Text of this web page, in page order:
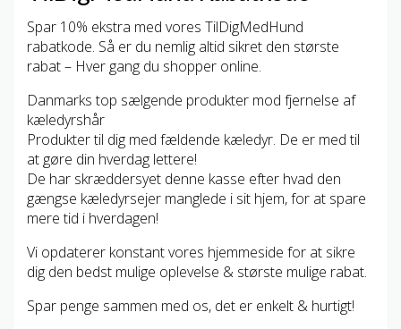
Spar 10% ekstra med vores TilDigMedHund
rabatkode. Så er du nemlig altid sikret den største
rabat – Hver gang du shopper online.
Danmarks top sælgende produkter mod fjernelse af
kæledyrshår
Produkter til dig med fældende kæledyr. De er med til
at gøre din hverdag lettere!
De har skræddersyet denne kasse efter hvad den
gængse kæledyrsejer manglede i sit hjem, for at spare
mere tid i hverdagen!
Vi opdaterer konstant vores hjemmeside for at sikre
dig den bedst mulige oplevelse & største mulige rabat.
Spar penge sammen med os, det er enkelt & hurtigt!